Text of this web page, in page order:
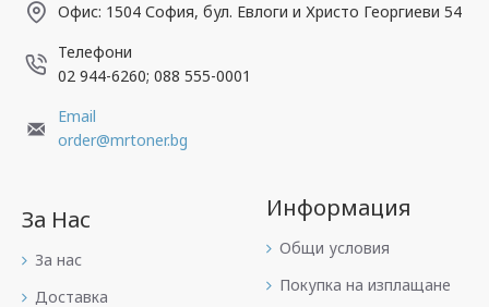
Офис: 1504 София, бул. Евлоги и Христо Георгиеви 54
Телефони
02 944-6260; 088 555-0001
Email
order@mrtoner.bg
За Нас
За нас
Доставка
Информация
Общи условия
Покупка на изплащане